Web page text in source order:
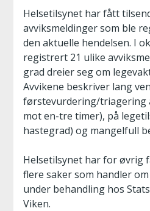
Helsetilsynet har fått
avviksmeldinger som ble
den aktuelle hendelsen. I
registrert 21 ulike
grad dreier seg om
Avvikene beskriver lang
førstevurdering/triagering
mot en-tre timer), på
hastegrad) og mangelfull
Helsetilsynet har for øvrig
flere saker som handler
under behandling hos
Viken.